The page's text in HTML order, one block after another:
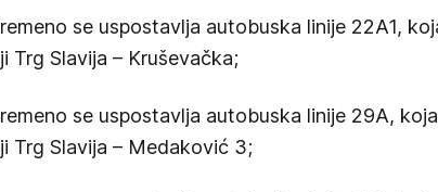
se uspostavlja autobuska linije 22A1,
Trg Slavija – Kruševačka;
se uspostavlja autobuska linije 29A,
Trg Slavija – Medaković 3;